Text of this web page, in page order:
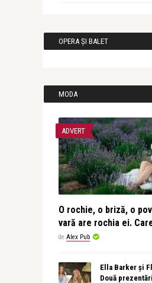
OPERA ȘI BALET
MODA
ADVERT
O rochie, o briză, o
vară are rochia ei.
de Alex Pub
Ella Barker și
Două